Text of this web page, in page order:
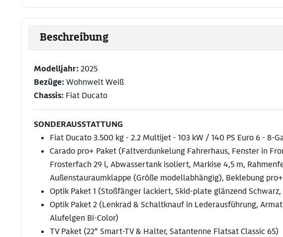
Beschreibung
Modelljahr: 2025
Bezüge: Wohnwelt Weiß
Chassis: Fiat Ducato
SONDERAUSSTATTUNG
Fiat Ducato 3.500 kg - 2.2 Multijet - 103 kW / 140 PS Euro 6 - 8-
Carado pro+ Paket (Faltverdunkelung Fahrerhaus, Fenster in
Frosterfach 29 l, Abwassertank isoliert, Markise 4,5 m,
Außenstauraumklappe (Größe modellabhängig), Beklebung
Optik Paket 1 (Stoßfänger lackiert, Skid-plate glänzend
Optik Paket 2 (Lenkrad & Schaltknauf in Lederausführung,
Alufelgen Bi-Color)
TV Paket (22" Smart-TV & Halter, Satantenne Flatsat Classic 65)